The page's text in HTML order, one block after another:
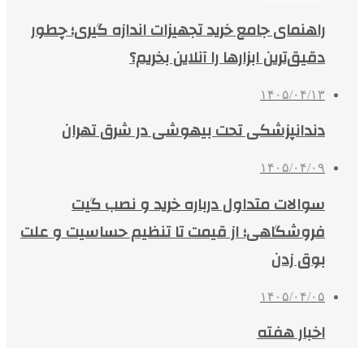
راهنمای جامع خرید تجهیزات اندازه گیری؛ چطور
دقیق‌ترین ابزارها را آنلاین بخریم؟
۱۴۰۵/۰۴/۱۳
دندانپزشکی تحت بیهوشی در شرق تهران
۱۴۰۵/۰۴/۰۹
سوالات متداول درباره خرید و نصب گیت
فروشگاهی؛ از قیمت تا تنظیم حساسیت و علت
بوق زدن
۱۴۰۵/۰۴/۰۵
اخبار هفته